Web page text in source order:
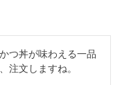
つ丼が味わえる一品
注文しますね。